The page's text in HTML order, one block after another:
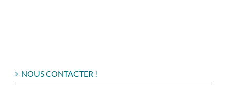
NOUS CONTACTER !